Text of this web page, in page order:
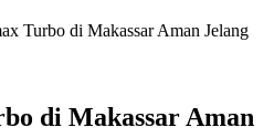
Turbo di Makassar Aman Jelang
di Makassar Aman